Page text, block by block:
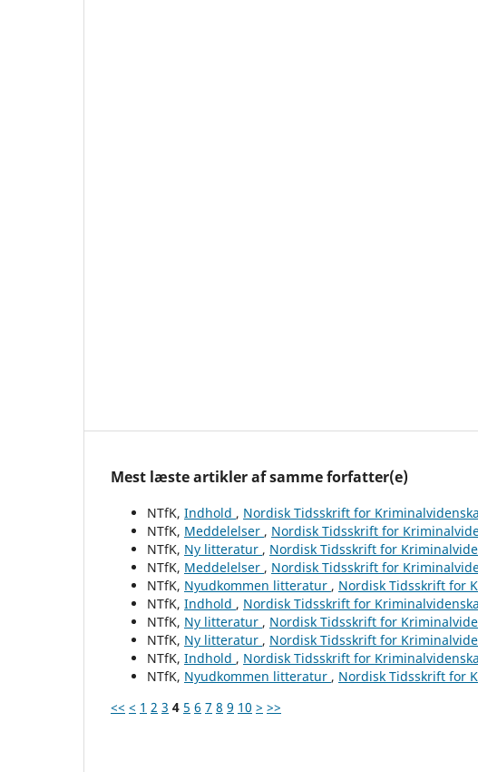
Mest læste artikler af samme forfatter(e)
NTfK, Indhold , Nordisk Tidsskrift for
NTfK, Meddelelser , Nordisk Tidsskrift for
NTfK, Ny litteratur , Nordisk Tidsskrift for
NTfK, Meddelelser , Nordisk Tidsskrift for
NTfK, Nyudkommen litteratur , Nordisk Tidsskrift for
NTfK, Indhold , Nordisk Tidsskrift for
NTfK, Ny litteratur , Nordisk Tidsskrift for
NTfK, Ny litteratur , Nordisk Tidsskrift for
NTfK, Indhold , Nordisk Tidsskrift for
NTfK, Nyudkommen litteratur , Nordisk Tidsskrift for
<< < 1 2 3 4 5 6 7 8 9 10 > >>